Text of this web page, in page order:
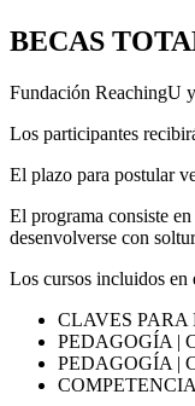
BECAS
Fundación ReachingU
Los participantes
El plazo para postular
El programa consiste
desenvolverse con
Los cursos incluidos en
CLAVES PARA
PEDAGOGÍA |
PEDAGOGÍA |